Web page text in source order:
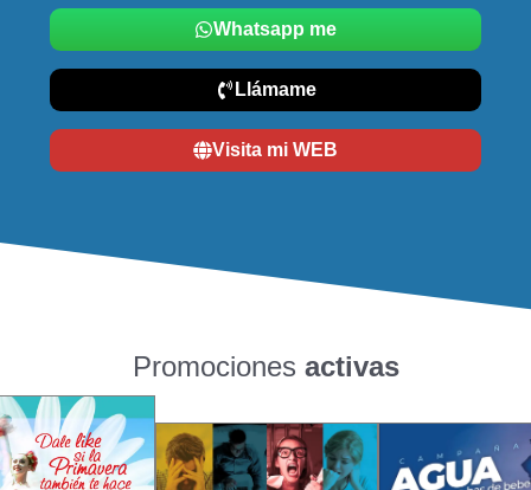
Whatsapp me
Llámame
Visita mi WEB
Promociones activas